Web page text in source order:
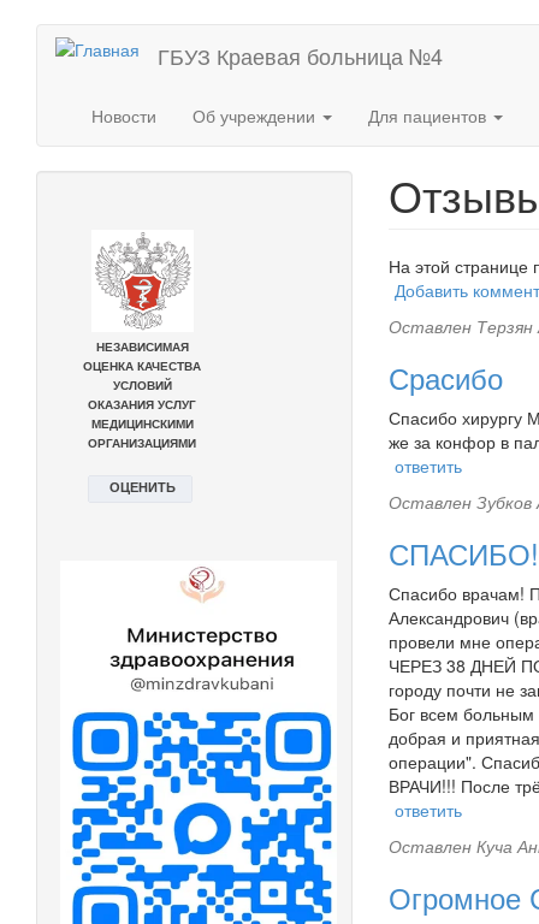
Перейти
содержанию
ГБУЗ Краевая больница №4
Новости Об учреждении Для пациентов
На этой странице
Добавить
Оставлен
Срасибо
Спасибо хирургу
же за конфор в
ответить
Оставлен Зубков
СПАСИБО!
Спасибо врачам!
Александрович
провели мне
ЧЕРЕЗ 38 ДНЕЙ
городу почти не
Бог всем больным
добрая и
операции".
ВРАЧИ!!! После
ответить
Оставлен Куча